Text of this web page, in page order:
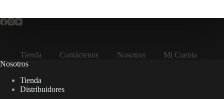
Tienda Contáctenos Nosotros
Mi Cuenta
Nosotros
Tienda
Distribuidores